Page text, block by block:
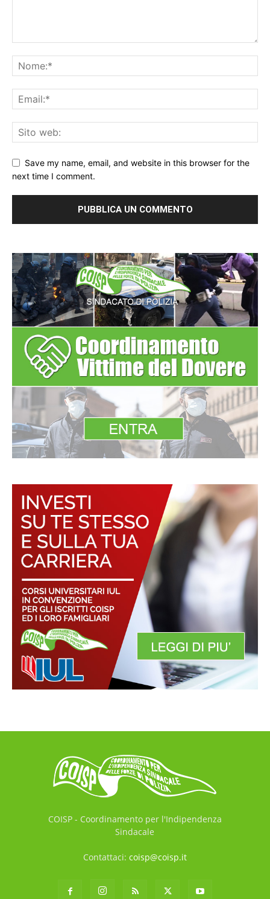
Save my name, email, and website in this browser for the
next time I comment.
COISP - Coordinamento per l'Indipendenza
Sindacale
Contattaci: coisp@coisp.it